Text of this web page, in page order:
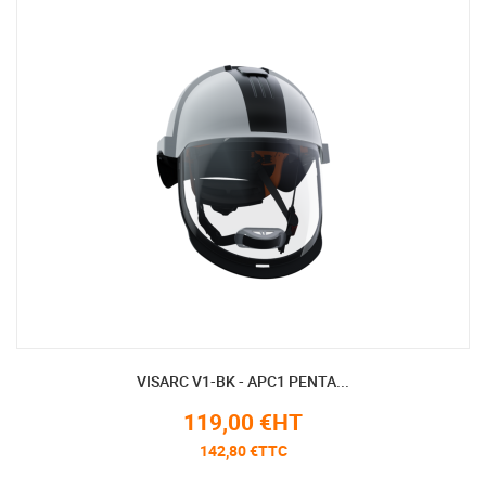
VISARC V1-BK - APC1 PENTA...
119,00 €HT
142,80 €TTC